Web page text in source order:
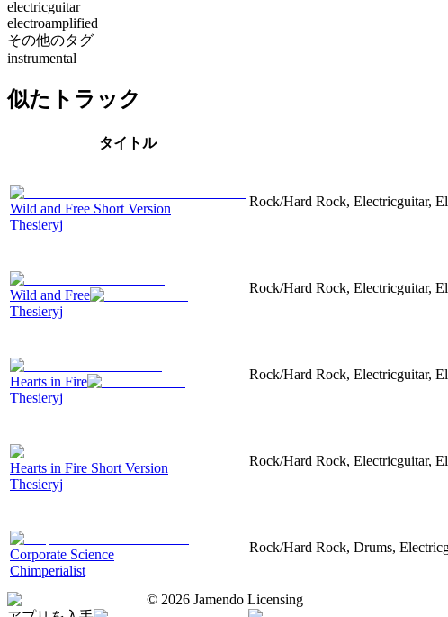
electricguitar
electroamplified
その他のタグ
instrumental
似たトラック
タイトル
Wild and Free Short Version
Thesieryj
Rock/Hard Rock, Electricguitar,
Wild and Free
Thesieryj
Rock/Hard Rock, Electricguitar,
Hearts in Fire
Thesieryj
Rock/Hard Rock, Electricguitar,
Hearts in Fire Short Version
Thesieryj
Rock/Hard Rock, Electricguitar,
Corporate Science
Chimperialist
Rock/Hard Rock, Drums,
© 2026 Jamendo Licensing